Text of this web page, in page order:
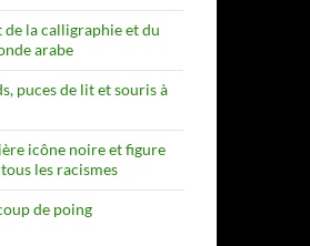
de la calligraphie et du
arabe
puces de lit et souris à
icône noire et figure
les racismes
de poing